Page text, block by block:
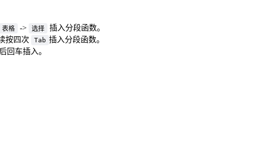
表格 -> 选择
插入分段函数。
按四次 Tab 插入分段函数。
后回车插入。